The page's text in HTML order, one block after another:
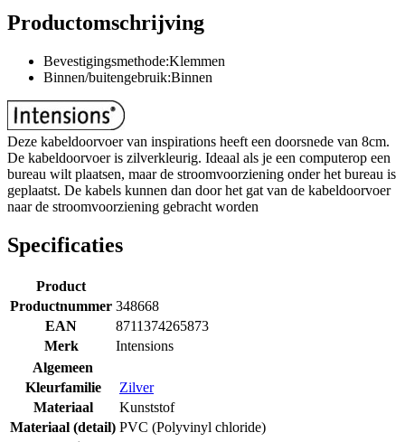
Productomschrijving
Bevestigingsmethode:Klemmen
Binnen/buitengebruik:Binnen
Deze kabeldoorvoer van inspirations heeft een doorsnede van 8cm.
De kabeldoorvoer is zilverkleurig. Ideaal als je een computerop een
bureau wilt plaatsen, maar de stroomvoorziening onder het bureau is
geplaatst. De kabels kunnen dan door het gat van de kabeldoorvoer
naar de stroomvoorziening gebracht worden
Specificaties
Product
Productnummer 348668
EAN
8711374265873
Merk
Intensions
Algemeen
Kleurfamilie
Zilver
Materiaal
Kunststof
Materiaal (detail) PVC (Polyvinyl chloride)